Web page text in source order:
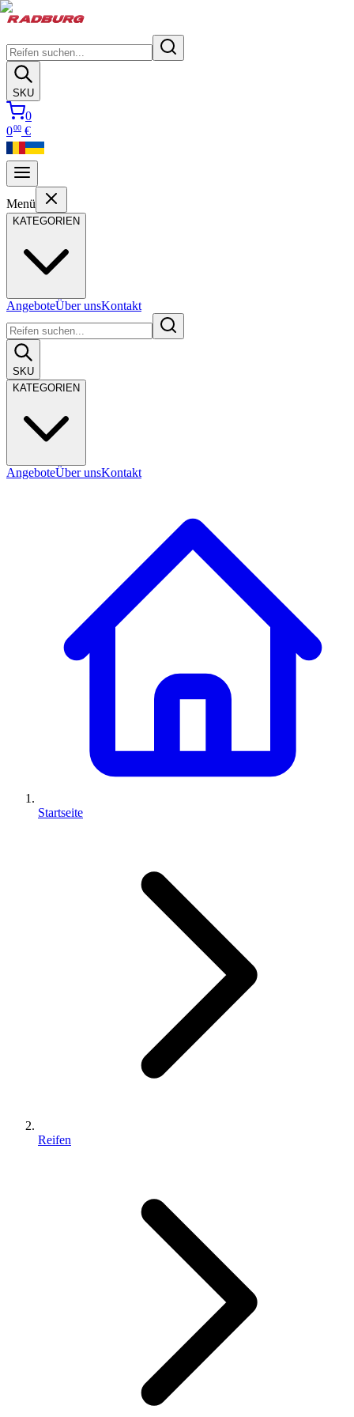
SKU
0
000 €
Menü
KATEGORIEN
AngeboteÜber unsKontakt
SKU
KATEGORIEN
AngeboteÜber unsKontakt
Startseite
Reifen